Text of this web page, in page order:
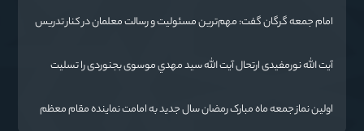
امام جمعه گرگان گفت: مهم‌ترین مسئولیت و رسالت معلمان در کنار تدریس
ایران اسلامی است.
آیت الله نورمفیدی ارتحال آیت الله سيد مهدي موسوی بجنوردی را تسلیت
اولین نماز جمعه ماه مبارک رمضان سال جدید به امامت نماینده مقام معظم